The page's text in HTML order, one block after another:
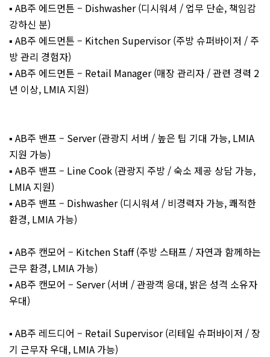
▪️ AB주 에드먼튼 – Dishwasher (디시워셔 / 업무 단순, 책임감
강하신 분)
▪️ AB주 에드먼튼 – Kitchen Supervisor (주방 슈퍼바이저 / 주
방 관리 경험자)
▪️ AB주 에드먼튼 – Retail Manager (매장 관리자 / 관련 경력 2
년 이상, LMIA 지원)
▪️ AB주 밴프 – Server (관광지 서버 / 높은 팁 기대 가능, LMIA
지원 가능)
▪️ AB주 밴프 – Line Cook (관광지 주방 / 숙소 제공 상담 가능,
LMIA 지원)
▪️ AB주 밴프 – Dishwasher (디시워셔 / 비경력자 가능, 쾌적한
환경, LMIA 가능)
▪️ AB주 캔모어 – Kitchen Staff (주방 스태프 / 자연과 함께하는
근무 환경, LMIA 가능)
▪️ AB주 캔모어 – Server (서버 / 관광객 응대, 밝은 성격 소유자
우대)
▪️ AB주 레드디어 – Retail Supervisor (리테일 슈퍼바이저 / 장
기 근무자 우대, LMIA 가능)